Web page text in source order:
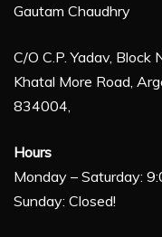
Gautam Chaudhry
C/O C.P. Yadav, Block
Khatal More Road,
834004,
Hours
Monday – Saturday:
Sunday: Closed!